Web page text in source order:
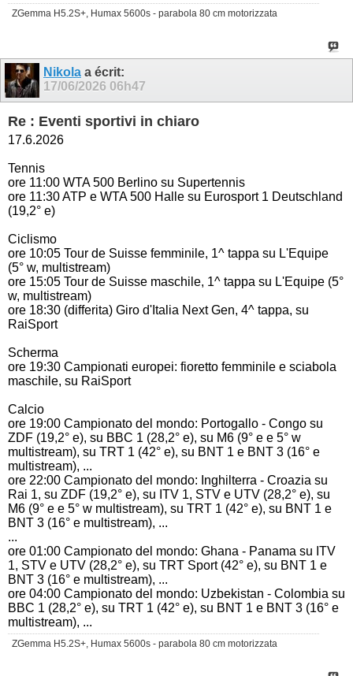
ZGemma H5.2S+, Humax 5600s - parabola 80 cm motorizzata
Nikola a écrit:
17/06/2026 06h47
Re : Eventi sportivi in chiaro
17.6.2026
Tennis
ore 11:00 WTA 500 Berlino su Supertennis
ore 11:30 ATP e WTA 500 Halle su Eurosport 1 Deutschland
(19,2° e)
Ciclismo
ore 10:05 Tour de Suisse femminile, 1^ tappa su L'Equipe
(5° w, multistream)
ore 15:05 Tour de Suisse maschile, 1^ tappa su L'Equipe (5°
w, multistream)
ore 18:30 (differita) Giro d'Italia Next Gen, 4^ tappa, su
RaiSport
Scherma
ore 19:30 Campionati europei: fioretto femminile e sciabola
maschile, su RaiSport
Calcio
ore 19:00 Campionato del mondo: Portogallo - Congo su
ZDF (19,2° e), su BBC 1 (28,2° e), su M6 (9° e e 5° w
multistream), su TRT 1 (42° e), su BNT 1 e BNT 3 (16° e
multistream), ...
ore 22:00 Campionato del mondo: Inghilterra - Croazia su
Rai 1, su ZDF (19,2° e), su ITV 1, STV e UTV (28,2° e), su
M6 (9° e e 5° w multistream), su TRT 1 (42° e), su BNT 1 e
BNT 3 (16° e multistream), ...
...
ore 01:00 Campionato del mondo: Ghana - Panama su ITV
1, STV e UTV (28,2° e), su TRT Sport (42° e), su BNT 1 e
BNT 3 (16° e multistream), ...
ore 04:00 Campionato del mondo: Uzbekistan - Colombia su
BBC 1 (28,2° e), su TRT 1 (42° e), su BNT 1 e BNT 3 (16° e
multistream), ...
ZGemma H5.2S+, Humax 5600s - parabola 80 cm motorizzata